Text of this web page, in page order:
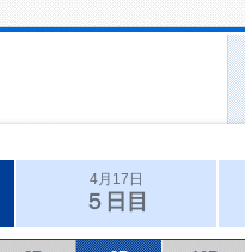
4月17日
５日目